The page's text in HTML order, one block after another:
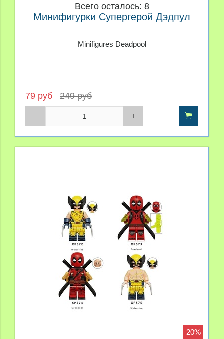
Всего осталось: 8
Минифигурки Супергерой Дэдпул
Minifigures Deadpool
79 руб 249 руб
20%